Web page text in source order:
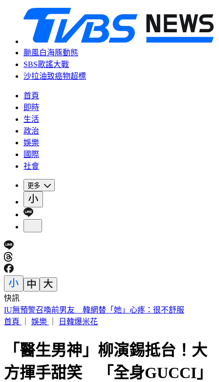
颱風白海豚動態
SBS歌謠大戰
沙拉油致癌物超標
首頁
即時
生活
政治
娛樂
國際
社會
更多
快訊
快訊／財神爺不在家 威力彩頭獎、二獎雙槓龜
首頁
娛樂 日韓爆米花
「醫生男神」柳演錫抵台！大
方揮手甜笑 「全身GUCCI」